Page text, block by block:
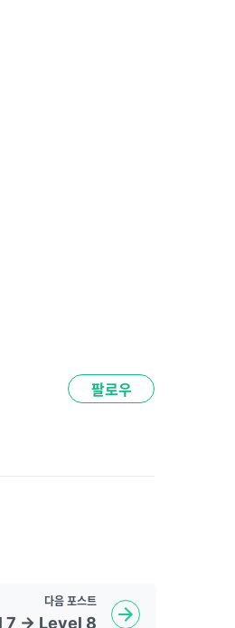
팔로우
다음 포스트
7 -> Level 8